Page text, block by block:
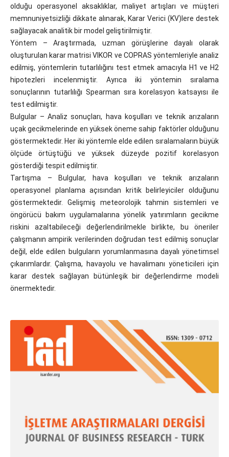
olduğu operasyonel aksaklıklar, maliyet artışları ve müşteri
memnuniyetsizliği dikkate alınarak, Karar Verici (KV)lere destek
sağlayacak analitik bir model geliştirilmiştir.
Yöntem – Araştırmada, uzman görüşlerine dayalı olarak
oluşturulan karar matrisi VIKOR ve COPRAS yöntemleriyle analiz
edilmiş, yöntemlerin tutarlılığını test etmek amacıyla H1 ve H2
hipotezleri incelenmiştir. Ayrıca iki yöntemin sıralama
sonuçlarının tutarlılığı Spearman sıra korelasyon katsayısı ile
test edilmiştir.
Bulgular – Analiz sonuçları, hava koşulları ve teknik arızaların
uçak gecikmelerinde en yüksek öneme sahip faktörler olduğunu
göstermektedir. Her iki yöntemle elde edilen sıralamaların büyük
ölçüde örtüştüğü ve yüksek düzeyde pozitif korelasyon
gösterdiği tespit edilmiştir.
Tartışma – Bulgular, hava koşulları ve teknik arızaların
operasyonel planlama açısından kritik belirleyiciler olduğunu
göstermektedir. Gelişmiş meteorolojik tahmin sistemleri ve
öngörücü bakım uygulamalarına yönelik yatırımların gecikme
riskini azaltabileceği değerlendirilmekle birlikte, bu öneriler
çalışmanın ampirik verilerinden doğrudan test edilmiş sonuçlar
değil, elde edilen bulguların yorumlanmasına dayalı yönetimsel
çıkarımlardır. Çalışma, havayolu ve havalimanı yöneticileri için
karar destek sağlayan bütünleşik bir değerlendirme modeli
önermektedir.